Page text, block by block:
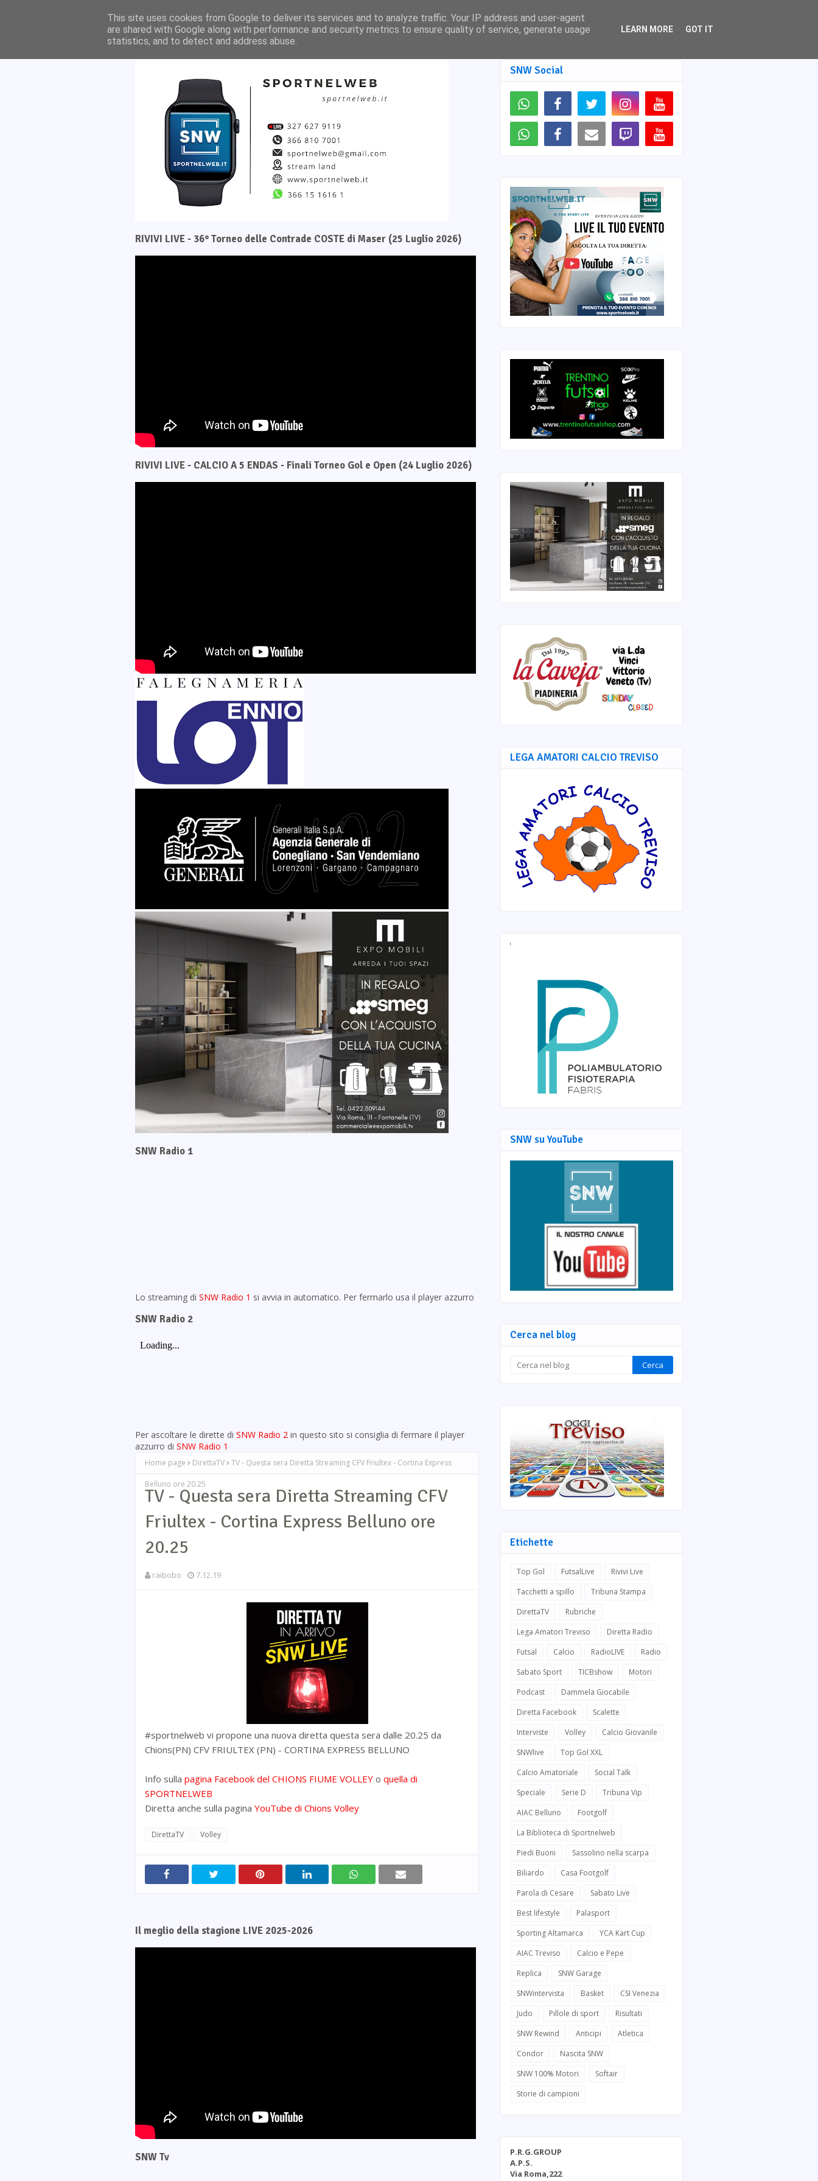
Home Il progetto Pagina Facebook SNW TV
RIVIVI LIVE - 36° Torneo delle Contrade COSTE di Maser (25 Luglio 2026)
RIVIVI LIVE - CALCIO A 5 ENDAS - Finali Torneo Gol e Open (24 Luglio 2026)
SNW Radio 1
Lo streaming di SNW Radio 1 si avvia in automatico. Per fermarlo usa il player azzurro
SNW Radio 2
Per ascoltare le dirette di SNW Radio 2 in questo sito si consiglia di fermare il player
azzurro di SNW Radio 1
Home page DirettaTV TV - Questa sera Diretta Streaming CFV Friultex - Cortina Express
Belluno ore 20.25
TV - Questa sera Diretta Streaming CFV
Friultex - Cortina Express Belluno ore
20.25
raibobo 7.12.19
#sportnelweb vi propone una nuova diretta questa sera dalle 20.25 da
Chions(PN) CFV FRIULTEX (PN) - CORTINA EXPRESS BELLUNO
Info sulla pagina Facebook del CHIONS FIUME VOLLEY o quella di
SPORTNELWEB
Diretta anche sulla pagina YouTube di Chions Volley
DirettaTV Volley
Il meglio della stagione LIVE 2025-2026
SNW Tv
SNW Social
LEGA AMATORI CALCIO TREVISO
SNW su YouTube
Cerca nel blog
Etichette
Top Gol FutsalLive
Rivivi Live
Tacchetti a spillo
Tribuna Stampa
DirettaTV
Rubriche
Lega Amatori Treviso
Diretta Radio
Futsal
Calcio RadioLIVE
Radio
Sabato Sport
TICBshow
Motori
Podcast
Dammela Giocabile
Diretta Facebook
Scalette
Interviste
Volley
Calcio Giovanile
SNWlive
Top Gol XXL
Calcio Amatoriale
Social Talk
Speciale
Serie D
Tribuna Vip
AIAC Belluno
Footgolf
La Biblioteca di Sportnelweb
Piedi Buoni
Sassolino nella scarpa
Biliardo
Casa Footgolf
Parola di Cesare
Sabato Live
Best lifestyle
Palasport
Sporting Altamarca
YCA Kart Cup
AIAC Treviso
Calcio e Pepe
Replica
SNW Garage
SNWintervista
Basket
CSI Venezia
Judo
Pillole di sport
Risultati
SNW Rewind
Anticipi
Atletica
Condor
Nascita SNW
SNW 100% Motori
Softair
Storie di campioni
P.R.G.GROUP
A.P.S.
Via Roma,222
This site uses cookies from Google to deliver its services and to analyze traffic. Your IP address and user-agent
are shared with Google along with performance and security metrics to ensure quality of service, generate usage
statistics, and to detect and address abuse.
LEARN MORE GOT IT